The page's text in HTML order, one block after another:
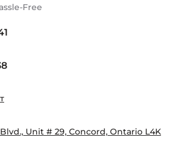
Free
Unit # 29, Concord, Ontario L4K